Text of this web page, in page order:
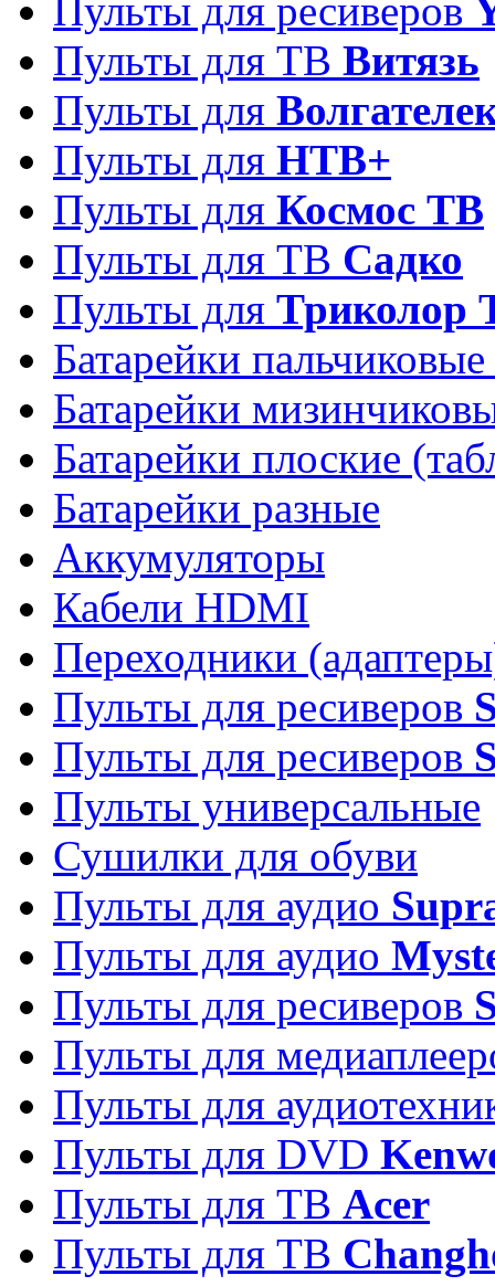
Пульты для ресиверов
Пульты для ТВ Витязь
Пульты для
Пульты для НТВ+
Пульты для Космос ТВ
Пульты для ТВ Садко
Пульты для Триколор
Батарейки
Батарейки
Батарейки плоские
Батарейки разные
Аккумуляторы
Кабели HDMI
Переходники
Пульты для ресиверов
Пульты для ресиверов
Пульты универсальные
Сушилки для обуви
Пульты для аудио
Пульты для аудио
Пульты для ресиверов
Пульты для
Пульты для
Пульты для DVD
Пульты для ТВ Acer
Пульты для ТВ